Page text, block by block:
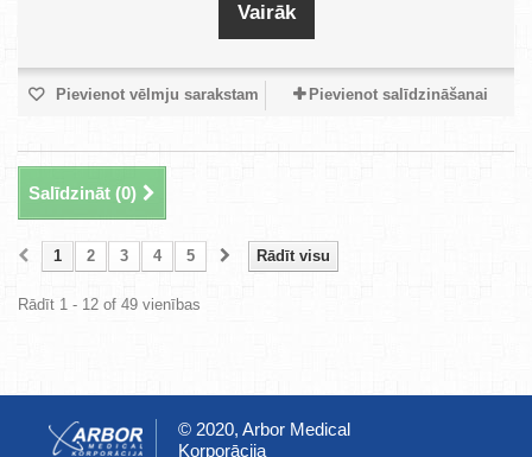
Vairāk
Pievienot vēlmju sarakstam Pievienot salīdzināšanai
Salīdzināt (0)
Rādīt visu
1 2 3 4 5
Rādīt 1 - 12 of 49 vienības
© 2020, Arbor Medical
Korporācija